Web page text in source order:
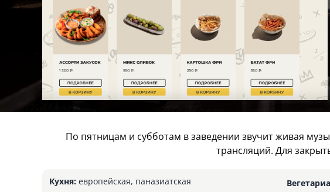
По пятницам и субботам в заведении звучит живая
трансляций. Для
Кухня: европейская, паназиатская